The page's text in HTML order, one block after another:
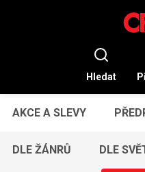
Hledat
AKCE A SLEVY
DLE ŽÁNRŮ DLE